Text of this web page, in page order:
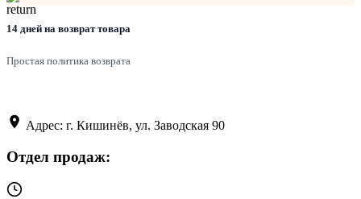
14 дней на возврат товара
Простая политика возврата
Адрес: г. Кишинёв, ул. Заводская 90
Отдел продаж: